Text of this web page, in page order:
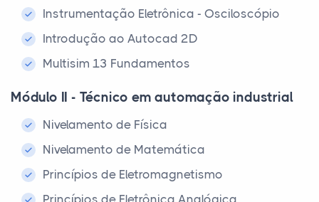
Instrumentação Eletrônica - Osciloscópio
Introdução ao Autocad 2D
Multisim 13 Fundamentos
Módulo II - Técnico em automação industrial
Nivelamento de Física
Nivelamento de Matemática
Princípios de Eletromagnetismo
Princípios de Eletrônica Analógica